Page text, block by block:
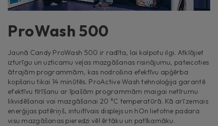
ProWash 500
Jaunā Candy ProWash 500 ir radīta, lai kalpotu ilgi. Atklājiet
izturīgu un uzticamu veļas mazgāšanas risinājumu, pateicoties
ātrajām programmām, kas nodrošina efektīvu apģērba
kopšanu tikai 14 minūtēs. ProActive Wash tehnoloģija garantē
efektīvu tīrīšanu ar īpašām programmām maigai netīrumu
likvidēšanai vai mazgāšanai 20 °C temperatūrā. Kā arī zemais
enerģijas patēriņš, intuitīvais displejs un hOn lietotne padara
visu mazgāšanas pieredzi vēl ērtāku un patīkamāku.